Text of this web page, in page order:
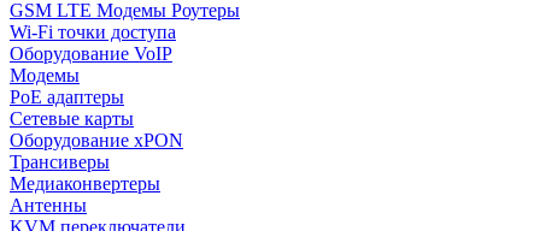
GSM LTE Модемы Роутеры
Wi-Fi точки доступа
Оборудование VoIP
Модемы
PoE адаптеры
Сетевые карты
Оборудование xPON
Трансиверы
Медиаконвертеры
Антенны
KVM переключатели